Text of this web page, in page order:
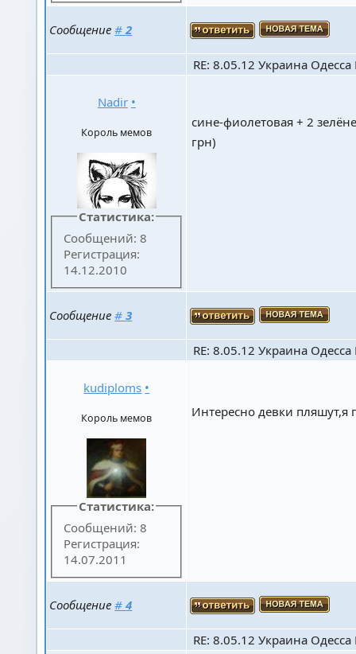
Сообщение#2
RE: 8.05.12 Украина
Nadir •
Король мемов
Статистика:
Сообщений: 8
Регистрация:
14.12.2010
сине-фиолетовая + 2
грн)
Сообщение#3
RE: 8.05.12 Украина
kudiploms •
Король мемов
Статистика:
Сообщений: 8
Регистрация:
14.07.2011
Интересно девки пляшут,я
Сообщение#4
RE: 8.05.12 Украина